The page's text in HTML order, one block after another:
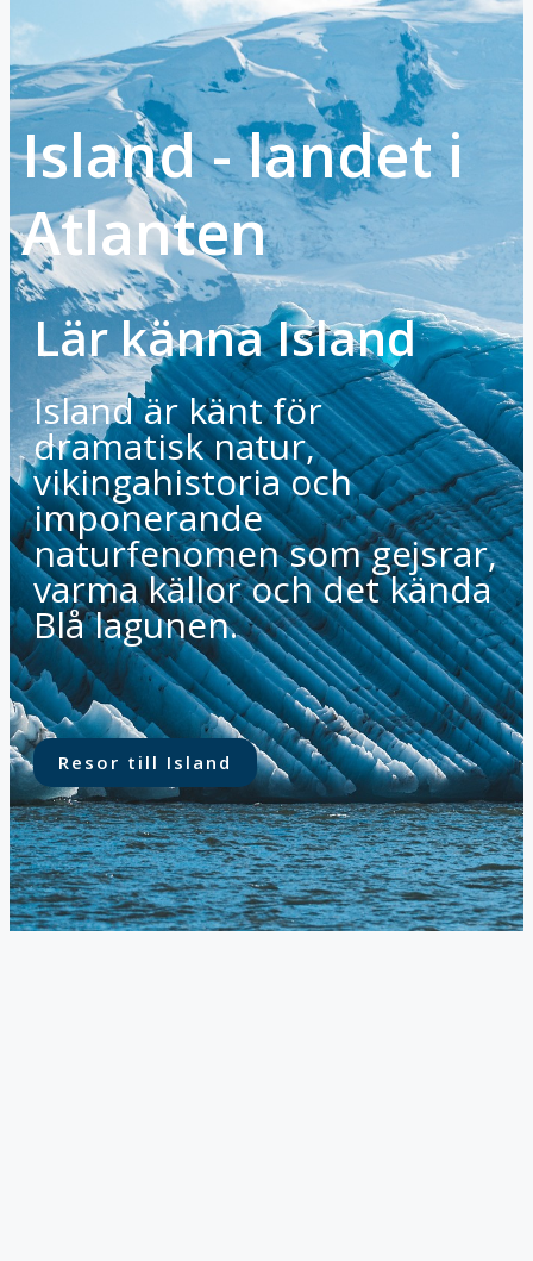
Island - landet i
Atlanten
Lär känna Island
Island är känt för
dramatisk natur,
vikingahistoria och
imponerande
naturfenomen som gejsrar,
varma källor och det kända
Blå lagunen.
Resor till Island